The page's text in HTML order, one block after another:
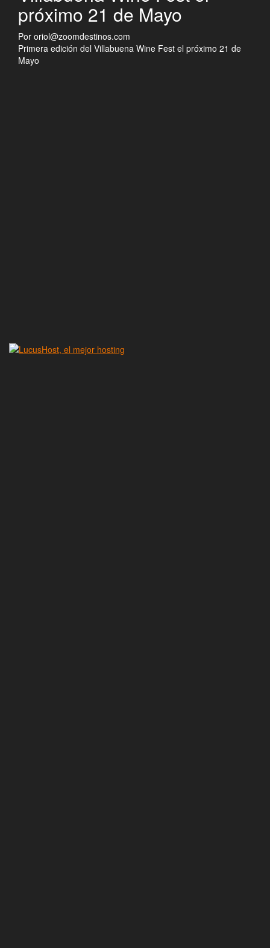
próximo 21 de Mayo
Por oriol@zoomdestinos.com
Primera edición del Villabuena Wine Fest el próximo 21 de
Mayo